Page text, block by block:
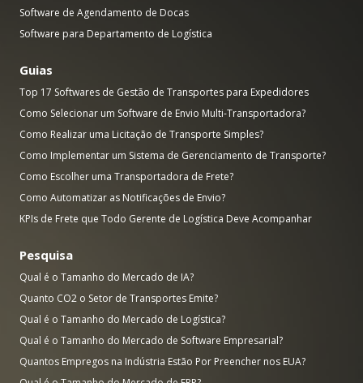
Software de Agendamento de Docas
Software para Departamento de Logística
Guias
Top 17 Softwares de Gestão de Transportes para Expedidores
Como Selecionar um Software de Envio Multi-Transportadora?
Como Realizar uma Licitação de Transporte Simples?
Como Implementar um Sistema de Gerenciamento de Transporte?
Como Escolher uma Transportadora de Frete?
Como Automatizar as Notificações de Envio?
KPIs de Frete que Todo Gerente de Logística Deve Acompanhar
Pesquisa
Qual é o Tamanho do Mercado de IA?
Quanto CO2 o Setor de Transportes Emite?
Qual é o Tamanho do Mercado de Logística?
Qual é o Tamanho do Mercado de Software Empresarial?
Quantos Empregos na Indústria Estão Por Preencher nos EUA?